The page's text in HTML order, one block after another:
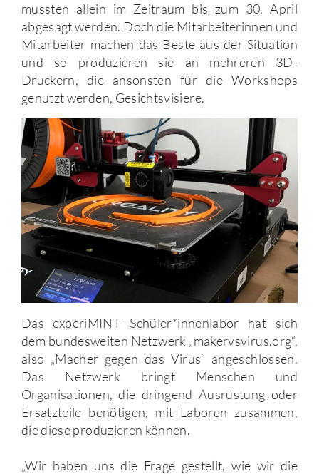
mussten allein im Zeitraum bis zum 30. April
abgesagt werden. Doch die Mitarbeiterinnen und
Mitarbeiter machen das Beste aus der Situation
und so produzieren sie an mehreren 3D-
Druckern, die ansonsten für die Workshops
genutzt werden, Gesichtsvisiere.
Das experiMINT Schüler*innenlabor hat sich
dem bundesweiten Netzwerk „makervsvirus.org“,
also „Macher gegen das Virus“ angeschlossen.
Das Netzwerk bringt Menschen und
Organisationen, die dringend Ausrüstung oder
Ersatzteile benötigen, mit Laboren zusammen,
die diese produzieren können.
„Wir haben uns die Frage gestellt, wie wir die